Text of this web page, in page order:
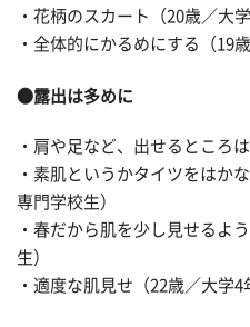
・花柄のスカート（20歳／大学
・全体的にかるめにする（19
●露出は多めに
・肩や足など、出せるところ
・素肌というかタイツをはか
専門学校生）
・春だから肌を少し見せるよ
生）
・適度な肌見せ（22歳／大学4